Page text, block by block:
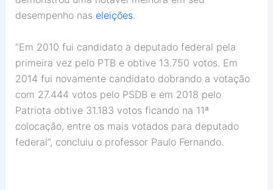
desempenho nas eleições.
“Em 2010 fui candidato a deputado federal pela
primeira vez pelo PTB e obtive 13.750 votos. Em
2014 fui novamente candidato dobrando a votação
com 27.444 votos pelo PSDB e em 2018 pelo
Patriota obtive 31.183 votos ficando na 11ª
colocação, entre os mais votados para deputado
federal”, concluiu o professor Paulo Fernando.